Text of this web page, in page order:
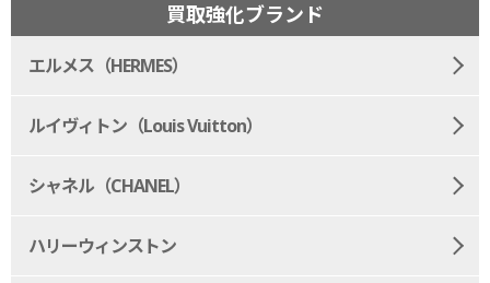
買取強化ブランド
エルメス（HERMES）
ルイヴィトン（Louis Vuitton）
シャネル（CHANEL）
ハリーウィンストン